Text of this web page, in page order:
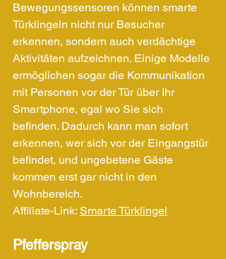
Bewegungssensoren können smarte
Türklingeln nicht nur Besucher
erkennen, sondern auch verdächtige
Aktivitäten aufzeichnen. Einige Modelle
ermöglichen sogar die Kommunikation
mit Personen vor der Tür über Ihr
Smartphone, egal wo Sie sich
befinden. Dadurch kann man sofort
erkennen, wer sich vor der Eingangstür
befindet, und ungebetene Gäste
kommen erst gar nicht in den
Wohnbereich.
Affiliate-Link: Smarte Türklingel
Pfefferspray